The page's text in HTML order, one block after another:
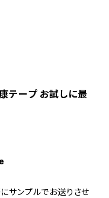
テープ お試しに最
サンプルでお送りさせ